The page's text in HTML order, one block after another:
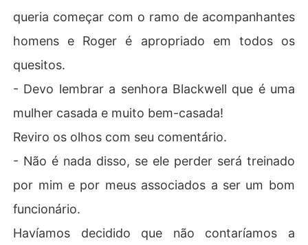
queria começar com o ramo de acompanhantes
homens e Roger é apropriado em todos os
quesitos.
- Devo lembrar a senhora Blackwell que é uma
mulher casada e muito bem-casada!
Reviro os olhos com seu comentário.
- Não é nada disso, se ele perder será treinado
por mim e por meus associados a ser um bom
funcionário.
Havíamos decidido que não contaríamos a